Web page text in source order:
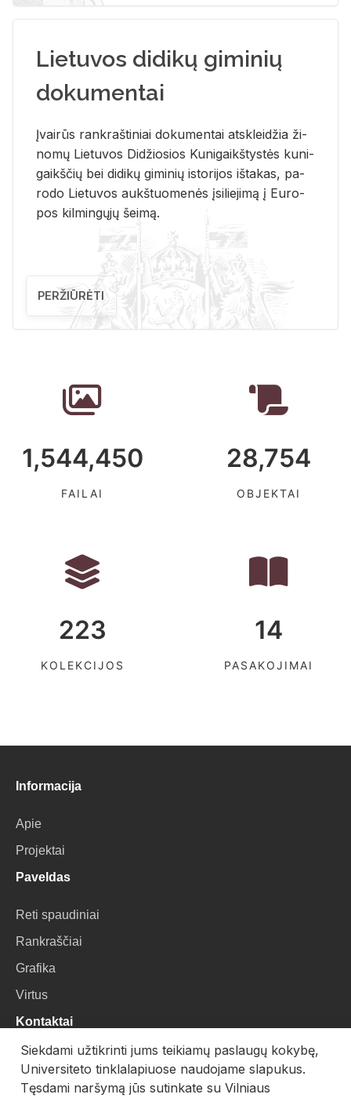
Lietuvos didikų giminių
dokumentai
Įvai­rūs rank­raš­ti­niai do­ku­men­tai at­sklei­džia ži­
no­mų Lie­tu­vos Di­džio­sios Ku­ni­gaikš­tys­tės ku­ni­
gaikš­čių bei di­di­kų gi­mi­nių is­to­ri­jos iš­ta­kas, pa­
ro­do Lie­tu­vos aukš­tuo­me­nės įsi­lie­ji­mą į Eu­ro­
pos kil­min­gų­jų šei­mą.
PERŽIŪRĖTI
1,544,450
FAILAI
28,754
OBJEKTAI
223
KOLEKCIJOS
14
PASAKOJIMAI
Informacija
Apie
Projektai
Paveldas
Reti spaudiniai
Rankraščiai
Grafika
Virtus
Kontaktai
VU Biblioteka
Universiteto g. 3, LT-01122, Vilnius
Siekdami užtikrinti jums teikiamų paslaugų kokybę,
Universiteto tinklalapiuose naudojame slapukus.
Tęsdami naršymą jūs sutinkate su Vilniaus